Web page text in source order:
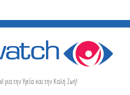
την Υγεία και την Καλή Ζωή!